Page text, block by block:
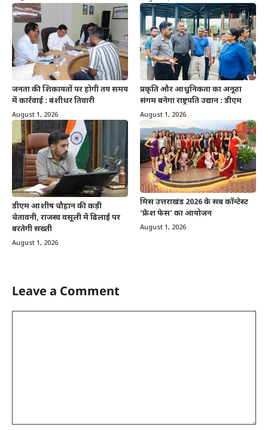
जनता की शिकायतों पर होगी तय समय
में कार्रवाई : बंशीधर तिवारी
August 1, 2026
प्रकृति और आधुनिकता का अनूठा
संगम बनेगा राष्ट्रपति उद्यान : डीएम
August 1, 2026
डीएम आशीष चौहान की कड़ी
चेतावनी, राजस्व वसूली में ढिलाई पर
बरतेगी सख्ती
August 1, 2026
मिस उत्तराखंड 2026 के सब कॉन्टेस्ट
‘फ्रेश फेस’ का आयोजन
August 1, 2026
Leave a Comment